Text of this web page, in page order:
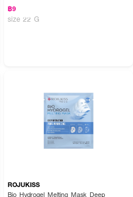
฿9
size 22 G
ROJUKISS
Bio Hydrogel Melting Mask Deep